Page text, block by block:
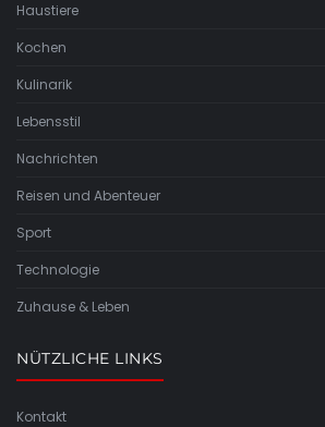
Haustiere
Kochen
Kulinarik
Lebensstil
Nachrichten
Reisen und Abenteuer
Sport
Technologie
Zuhause & Leben
NÜTZLICHE LINKS
Kontakt